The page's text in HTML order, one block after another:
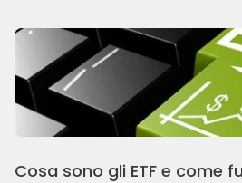
Cosa sono gli ETF e come